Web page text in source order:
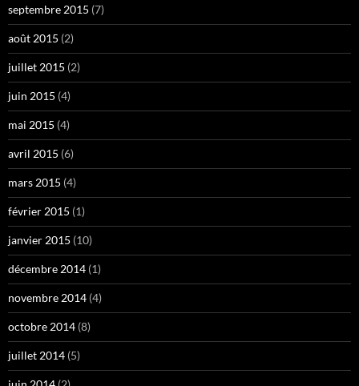
septembre 2015 (7)
août 2015 (2)
juillet 2015 (2)
juin 2015 (4)
mai 2015 (4)
avril 2015 (6)
mars 2015 (4)
février 2015 (1)
janvier 2015 (10)
décembre 2014 (1)
novembre 2014 (4)
octobre 2014 (8)
juillet 2014 (5)